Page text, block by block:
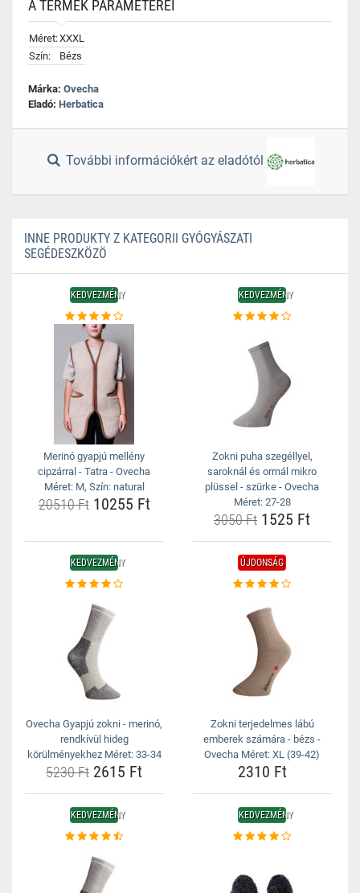
A TERMÉK PARAMÉTEREI
Méret:XXXL
Szín:
Bézs
Márka: Ovecha
Eladó: Herbatica
További információkért az eladótól
INNE PRODUKTY Z KATEGORII GYÓGYÁSZATI
SEGÉDESZKÖZÖ
KEDVEZMÉNY
Merinó gyapjú mellény
cipzárral - Tatra - Ovecha
Méret: M, Szín: natural
20510 Ft10255 Ft
KEDVEZMÉNY
Zokni puha szegéllyel,
saroknál és orrnál mikro
plüssel - szürke - Ovecha
Méret: 27-28
3050 Ft 1525 Ft
KEDVEZMÉNY
Ovecha Gyapjú zokni - merinó,
rendkívül hideg
körülményekhez Méret: 33-34
5230 Ft 2615 Ft
ÚJDONSÁG
Zokni terjedelmes lábú
emberek számára - bézs -
Ovecha Méret: XL (39-42)
2310 Ft
KEDVEZMÉNY KEDVEZMÉNY